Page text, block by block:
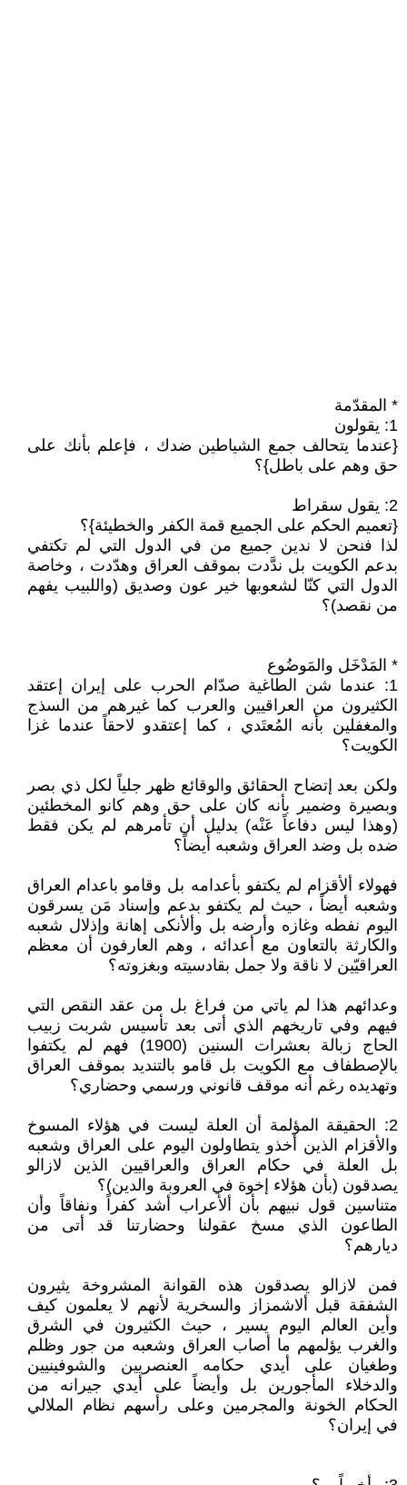
* المقدّمة
1: يقولون
{عندما يتحالف جمع الشياطين ضدك ، فإعلم بأنك على
حق وهم على باطل}؟
2: يقول سقراط
{تعميم الحكم على الجميع قمة الكفر والخطيئة}؟
لذا فنحن لا ندين جميع من في الدول التي لم تكتفي
بدعم الكويت بل ندَّدت بموقف العراق وهدّدت ، وخاصة
الدول التي كنّا لشعوبها خير عون وصديق (واللبيب يفهم
من نقصد)؟
* المَدْخَل والمَوضُوع
1: عندما شن الطاغية صدّام الحرب على إيران إعتقد
الكثيرون من العراقيين والعرب كما غيرهم من السذج
والمغفلين بأنه المُعتَدي ، كما إعتقدو لاحقاً عندما غزا
الكويت؟
ولكن بعد إتضاح الحقائق والوقائع ظهر جلياً لكل ذي بصر
وبصيرة وضمير بأنه كان على حق وهم كانو المخطئين
(وهذا ليس دفاعاً عَنْه) بدليل أن تأمرهم لم يكن فقط
ضده بل وضد العراق وشعبه أيضاً؟
فهولاء ألأقزام لم يكتفو بأعدامه بل وقامو باعدام العراق
وشعبه أيضاً ، حيث لم يكتفو بدعم وإسناد مَن يسرقون
اليوم نفطه وغازه وأرضه بل وألأنكى إهانة وإذلال شعبه
والكارثة بالتعاون مع أعدائه ، وهم العارفون أن معظم
العراقيّين لا ناقة ولا جمل بقادسيته وبغزوته؟
وعدائهم هذا لم ياتي من فراغ بل من عقد النقص التي
فيهم وفي تاريخهم الذي أتى بعد تأسيس شربت زبيب
الحاج زبالة بعشرات السنين (1900) فهم لم يكتفوا
بالإصطفاف مع الكويت بل قامو بالتنديد بموقف العراق
وتهديده رغم أنه موقف قانوني ورسمي وحضاري؟
2: الحقيقة المؤلمة أن العلة ليست في هؤلاء المسوخ
والأقزام الذين أخذو يتطاولون اليوم على العراق وشعبه
بل العلة في حكام العراق والعراقيين الذين لازالو
يصدقون (بأن هؤلاء إخوة في العروبة والدين)؟
متناسين قول نبيهم بأن ألأعراب أشد كفراً ونفاقاً وأن
الطاعون الذي مسخ عقولنا وحضارتنا قد أتى من
ديارهم؟
فمن لازالو يصدقون هذه القوانة المشروخة يثيرون
الشفقة قبل ألاشمزاز والسخرية لأنهم لا يعلمون كيف
وأين العالم اليوم يسير ، حيث الكثيرون في الشرق
والغرب يؤلمهم ما أصاب العراق وشعبه من جور وظلم
وطغيان على أيدي حكامه العنصريين والشوفينيين
والدخلاء المأجورين بل وأيضاً على أيدي جيرانه من
الحكام الخونة والمجرمين وعلى رأسهم نظام الملالي
في إيران؟